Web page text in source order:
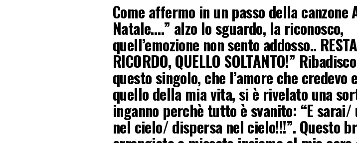
Come affermo in un passo della canzone
Natale….” alzo lo sguardo, la riconosco,
quell’emozione non sento addosso..
RICORDO, QUELLO SOLTANTO!”
questo singolo, che l’amore che credevo
quello della mia vita, si è rivelato una
inganno perchè tutto è svanito: “E sarai/
nel cielo/ dispersa nel cielo!!!”. Questo